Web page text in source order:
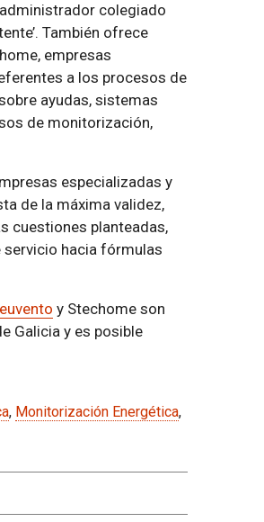
colegiado
También ofrece
empresas
a los procesos de
ayudas, sistemas
de monitorización,
especializadas y
de la máxima validez,
cuestiones planteadas,
hacia fórmulas
y Stechome son
Galicia y es posible
, Monitorización Energética,